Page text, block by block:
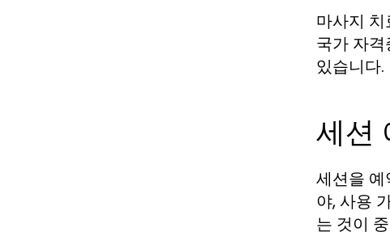
마사지
국가 자
있습니다.
세션
세션을
야, 사용
는 것이